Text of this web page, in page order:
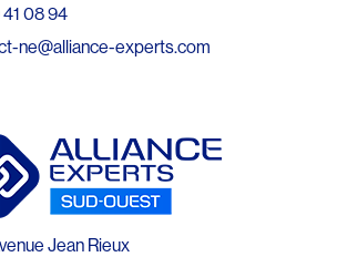
08 94
ne@alliance-experts.com
Jean Rieux